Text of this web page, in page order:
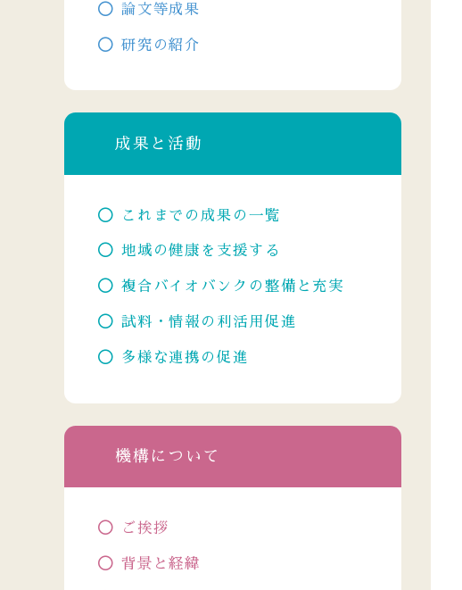
論文等成果
研究の紹介
成果と活動
これまでの成果の一覧
地域の健康を支援する
複合バイオバンクの整備と充実
試料・情報の利活用促進
多様な連携の促進
機構について
ご挨拶
背景と経緯